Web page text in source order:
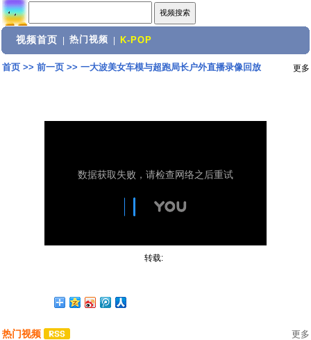
视频首页 热门视频 K-POP
首页>> 前一页>> 一大波美女车模与超跑局长户外直播录像回放 更多
转载:
热门视频 更多